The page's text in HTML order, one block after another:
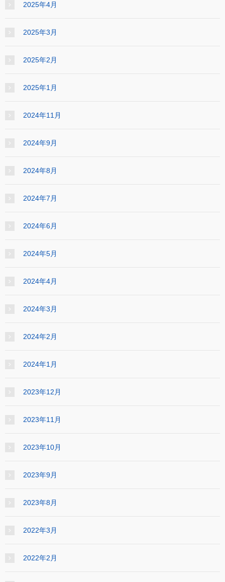
2025年4月
2025年3月
2025年2月
2025年1月
2024年11月
2024年9月
2024年8月
2024年7月
2024年6月
2024年5月
2024年4月
2024年3月
2024年2月
2024年1月
2023年12月
2023年11月
2023年10月
2023年9月
2023年8月
2022年3月
2022年2月